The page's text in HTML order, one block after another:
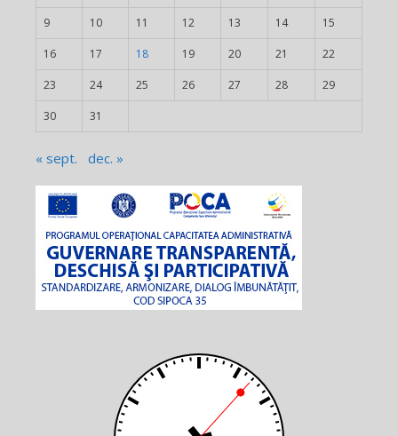
9 10 11 12 13 14 15
16 17 18 19 20 21 22
23 24 25 26 27 28 29
30 31
« sept. dec. »